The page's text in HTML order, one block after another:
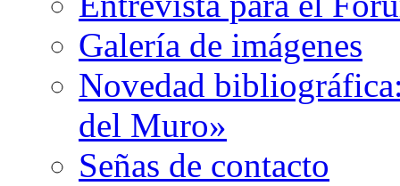
Galería de imágenes
Novedad
del Muro»
Señas de contacto